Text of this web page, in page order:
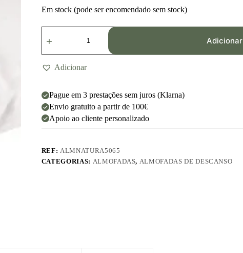
Em stock (pode ser encomendado sem stock)
Adicionar
Adicionar
Pague em 3 prestações sem juros (Klarna)
Envio gratuito a partir de 100€
Apoio ao cliente personalizado
REF: ALMNATURA5065
CATEGORIAS: ALMOFADAS, ALMOFADAS DE DESCANSO